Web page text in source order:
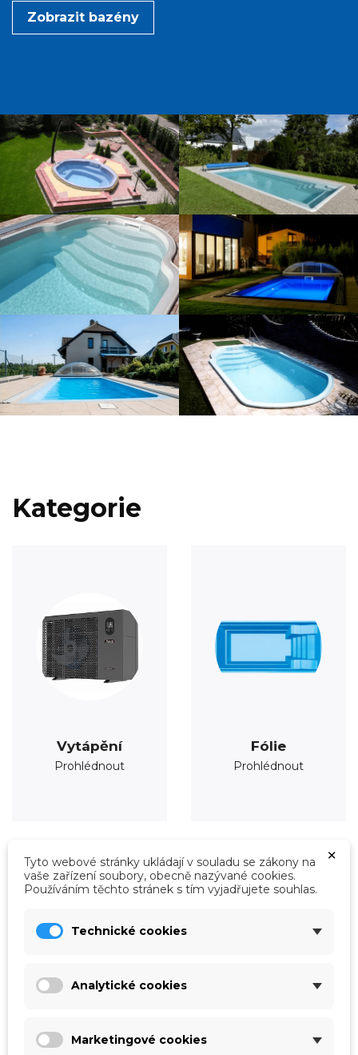
Zobrazit bazény
Kategorie
Vytápění
Prohlédnout
Fólie
Prohlédnout
Úprava vody
×
Tyto webové stránky ukládají v souladu se zákony na
vaše zařízení soubory, obecně nazývané cookies.
Používáním těchto stránek s tím vyjadřujete souhlas.
Technické cookies
Analytické cookies
Marketingové cookies